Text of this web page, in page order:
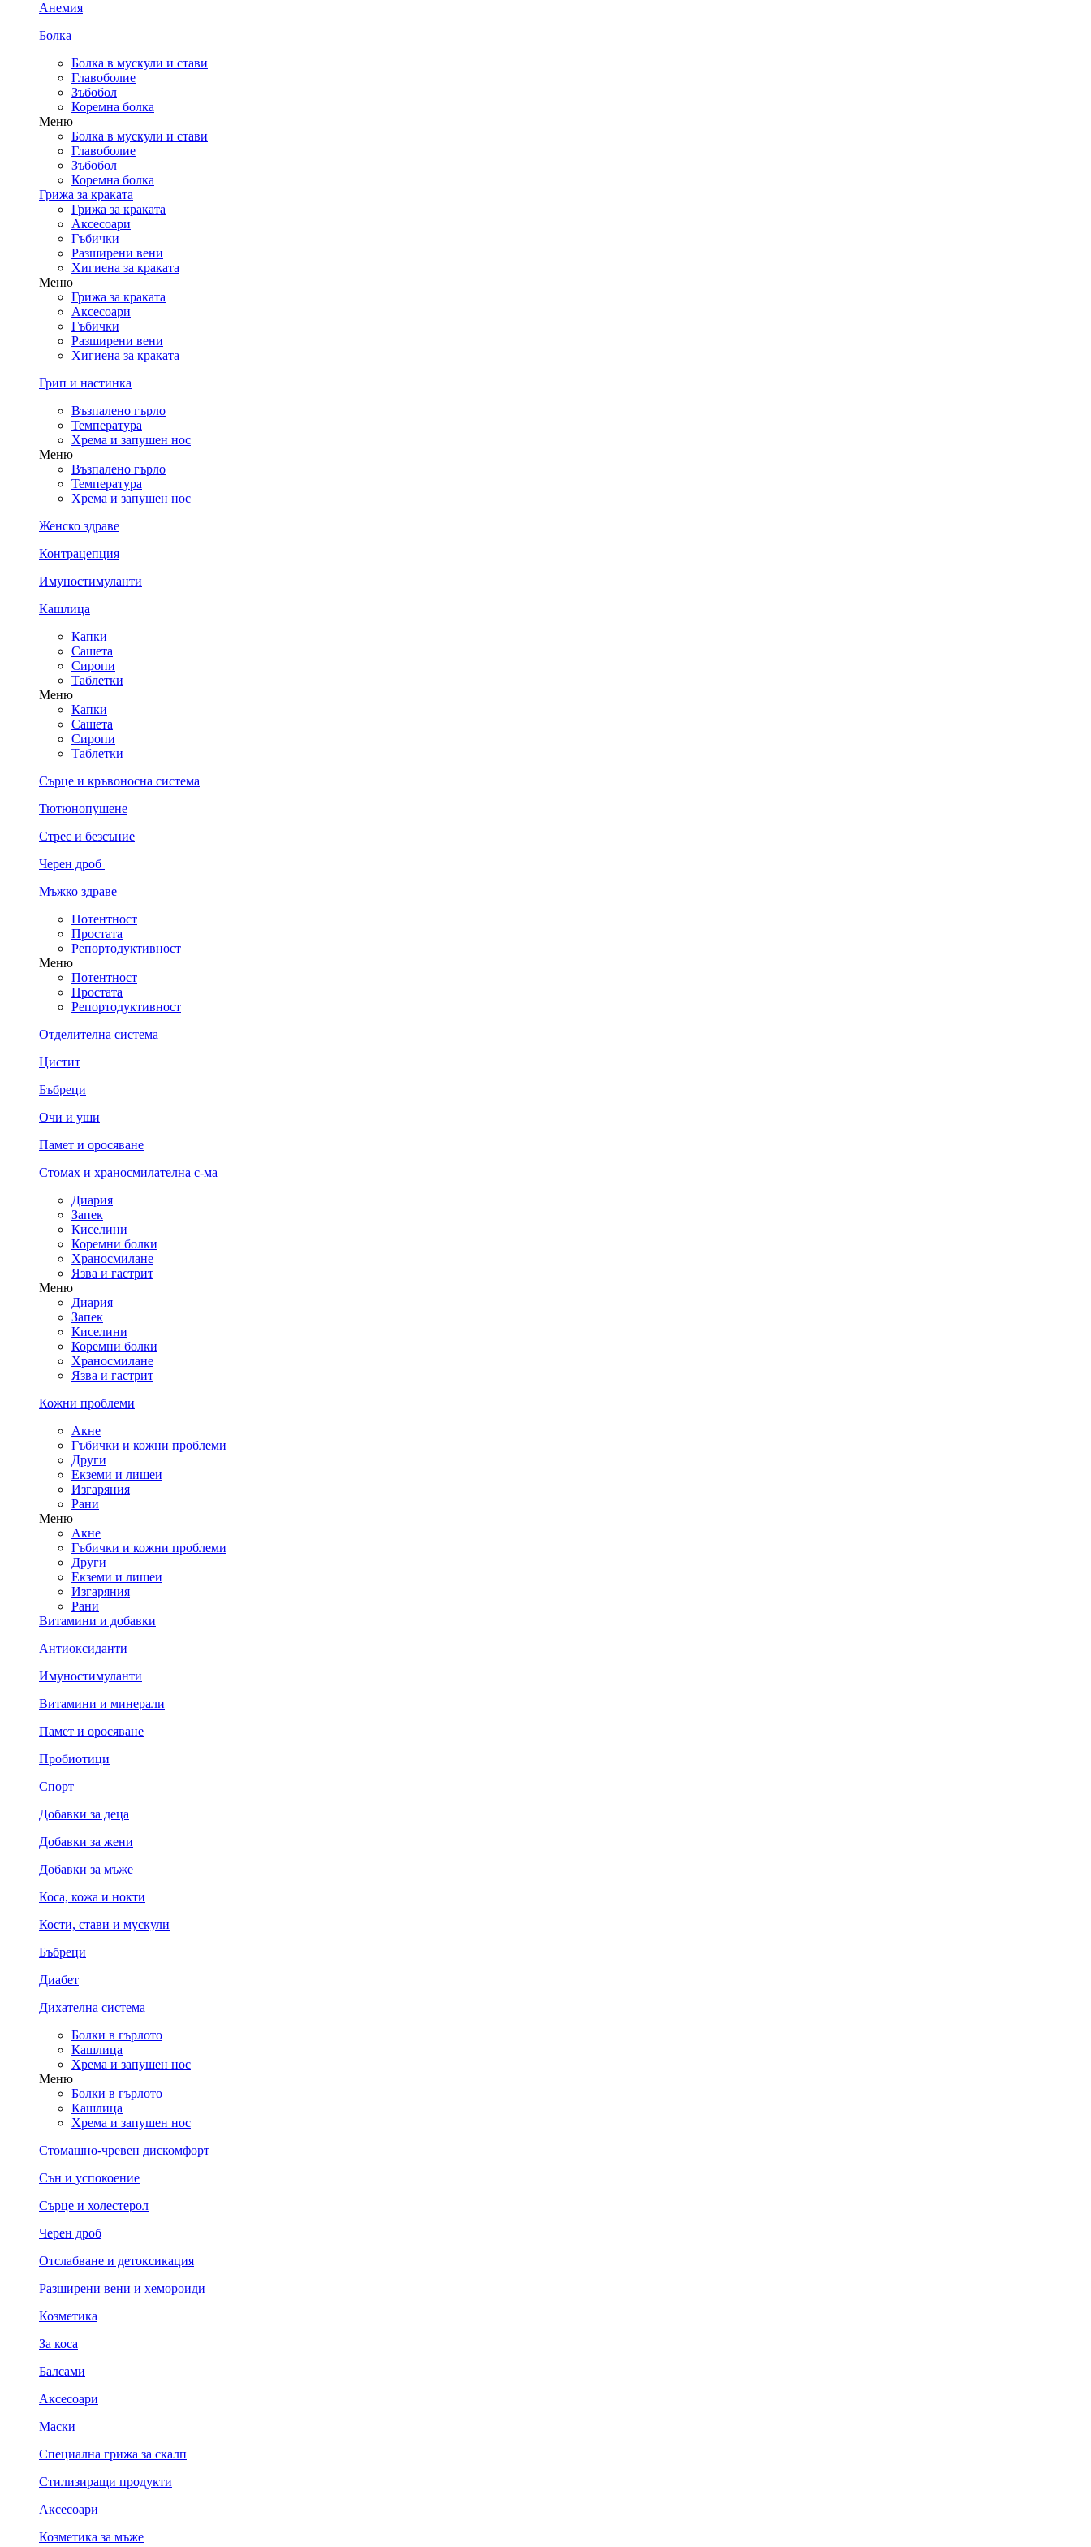
Анемия
Болка
Болка в мускули и стави
Главоболие
Зъбобол
Коремна болка
Меню
Болка в мускули и стави
Главоболие
Зъбобол
Коремна болка
Грижа за краката
Грижа за краката
Аксесоари
Гъбички
Разширени вени
Хигиена за краката
Меню
Грижа за краката
Аксесоари
Гъбички
Разширени вени
Хигиена за краката
Грип и настинка
Възпалено гърло
Температура
Хрема и запушен нос
Меню
Възпалено гърло
Температура
Хрема и запушен нос
Женско здраве
Контрацепция
Имуностимуланти
Кашлица
Капки
Сашета
Сиропи
Таблетки
Меню
Капки
Сашета
Сиропи
Таблетки
Сърце и кръвоносна система
Тютюнопушене
Стрес и безсъние
Черен дроб
Мъжко здраве
Потентност
Простата
Репортодуктивност
Меню
Потентност
Простата
Репортодуктивност
Отделителна система
Цистит
Бъбреци
Очи и уши
Памет и оросяване
Стомах и храносмилателна с-ма
Диария
Запек
Киселини
Коремни болки
Храносмилане
Язва и гастрит
Меню
Диария
Запек
Киселини
Коремни болки
Храносмилане
Язва и гастрит
Кожни проблеми
Акне
Гъбички и кожни проблеми
Други
Екземи и лишеи
Изгаряния
Рани
Меню
Акне
Гъбички и кожни проблеми
Други
Екземи и лишеи
Изгаряния
Рани
Витамини и добавки
Антиоксиданти
Имуностимуланти
Витамини и минерали
Памет и оросяване
Пробиотици
Спорт
Добавки за деца
Добавки за жени
Добавки за мъже
Коса, кожа и нокти
Кости, стави и мускули
Бъбреци
Диабет
Дихателна система
Болки в гърлото
Кашлица
Хрема и запушен нос
Меню
Болки в гърлото
Кашлица
Хрема и запушен нос
Стомашно-чревен дискомфорт
Сън и успокоение
Сърце и холестерол
Черен дроб
Отслабване и детоксикация
Разширени вени и хемороиди
Козметика
За коса
Балсами
Аксесоари
Маски
Специална грижа за скалп
Стилизиращи продукти
Аксесоари
Козметика за мъже